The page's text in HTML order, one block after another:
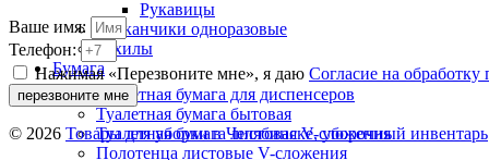
Рукавицы
Стаканчики одноразовые
Бахилы
Бумага
Туалетная бумага для диспенсеров
Туалетная бумага бытовая
Туалетная бумага листовая V-сложения
Полотенца листовые V-сложения
Ваше имя:
Телефон:
Нажимая «Перезвоните мне», я даю Согласие на
перезвоните мне
© 2026 Товары для уборки в Челябинске, уборочный инвентарь